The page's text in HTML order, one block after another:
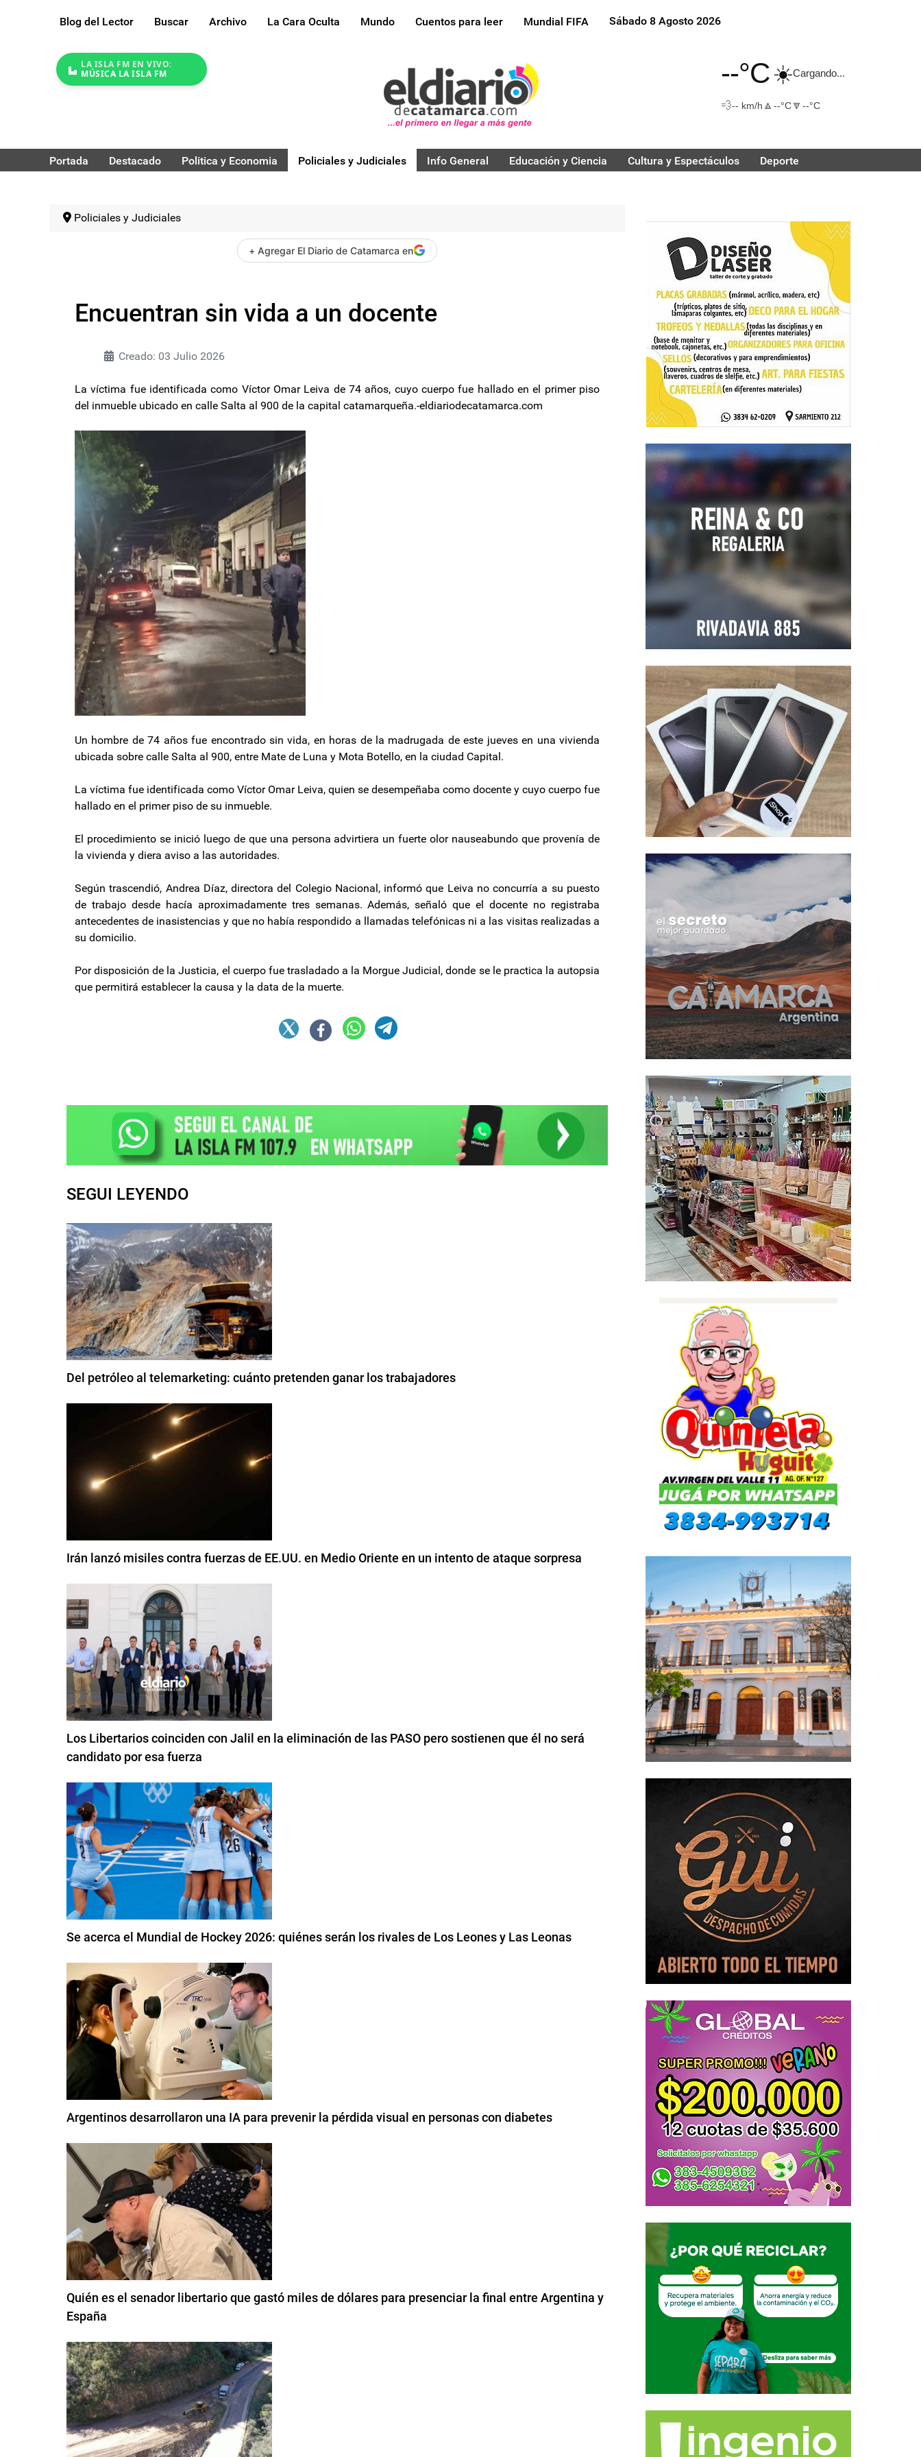
Blog del Lector Buscar Archivo La Cara Oculta Mundo Cuentos para leer Mundial FIFA Sábado 8 Agosto 2026
LA ISLA FM EN VIVO:
MÚSICA LA ISLA FM
--°C☀️Cargando...
💨-- km/h 🔼 --°C🔽 --°C
Portada Destacado Politica y Economia Policiales y Judiciales Info General Educación y Ciencia Cultura y Espectáculos Deporte
Policiales y Judiciales
+ Agregar El Diario de Catamarca en
Encuentran sin vida a un docente
Creado: 03 Julio 2026
La víctima fue identificada como Víctor Omar Leiva de 74 años, cuyo cuerpo fue hallado en el primer piso
del inmueble ubicado en calle Salta al 900 de la capital catamarqueña.-eldiariodecatamarca.com
Un hombre de 74 años fue encontrado sin vida, en horas de la madrugada de este jueves en una vivienda
ubicada sobre calle Salta al 900, entre Mate de Luna y Mota Botello, en la ciudad Capital.
La víctima fue identificada como Víctor Omar Leiva, quien se desempeñaba como docente y cuyo cuerpo fue
hallado en el primer piso de su inmueble.
El procedimiento se inició luego de que una persona advirtiera un fuerte olor nauseabundo que provenía de
la vivienda y diera aviso a las autoridades.
Según trascendió, Andrea Díaz, directora del Colegio Nacional, informó que Leiva no concurría a su puesto
de trabajo desde hacía aproximadamente tres semanas. Además, señaló que el docente no registraba
antecedentes de inasistencias y que no había respondido a llamadas telefónicas ni a las visitas realizadas a
su domicilio.
Por disposición de la Justicia, el cuerpo fue trasladado a la Morgue Judicial, donde se le practica la autopsia
que permitirá establecer la causa y la data de la muerte.
SEGUI LEYENDO
Del petróleo al telemarketing: cuánto pretenden ganar los trabajadores
Irán lanzó misiles contra fuerzas de EE.UU. en Medio Oriente en un intento de ataque sorpresa
Los Libertarios coinciden con Jalil en la eliminación de las PASO pero sostienen que él no será
candidato por esa fuerza
Se acerca el Mundial de Hockey 2026: quiénes serán los rivales de Los Leones y Las Leonas
Argentinos desarrollaron una IA para prevenir la pérdida visual en personas con diabetes
Quién es el senador libertario que gastó miles de dólares para presenciar la final entre Argentina y
España